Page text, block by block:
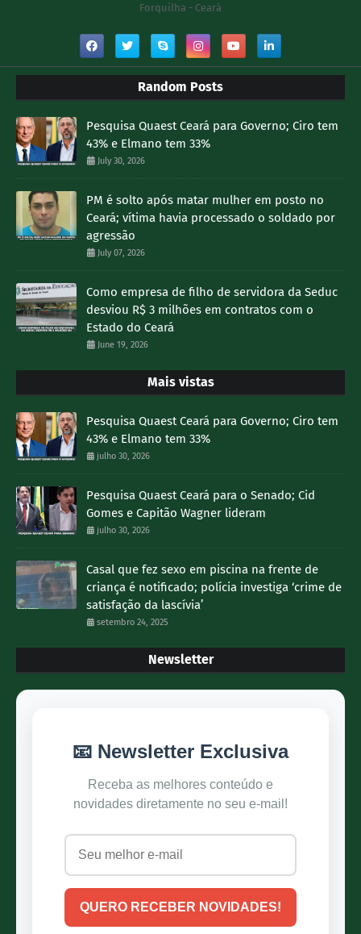
Forquilha - Ceará
Random Posts
Pesquisa Quaest Ceará para Governo; Ciro tem
43% e Elmano tem 33%
July 30, 2026
PM é solto após matar mulher em posto no
Ceará; vítima havia processado o soldado por
agressão
July 07, 2026
Como empresa de filho de servidora da Seduc
desviou R$ 3 milhões em contratos com o
Estado do Ceará
June 19, 2026
Mais vistas
Pesquisa Quaest Ceará para Governo; Ciro tem
43% e Elmano tem 33%
julho 30, 2026
Pesquisa Quaest Ceará para o Senado; Cid
Gomes e Capitão Wagner lideram
julho 30, 2026
Casal que fez sexo em piscina na frente de
criança é notificado; polícia investiga ‘crime de
satisfação da lascívia’
setembro 24, 2025
Newsletter